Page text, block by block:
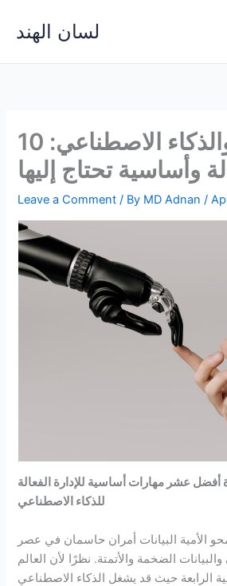
content
لسان الهند
القيادة والذكاء الاصطناعي: 10
وأساسية تحتاج إليها
Leave a Comment / By MD Adnan/
أفضل عشر مهارات أساسية للإدارة الفعالة
للذكاء الاصطناعي
الأمية البيانات أمران حاسمان في عصر
الضخمة والأتمتة. نظرًا لأن العالم
الرابعة حيث قد يشغل الذكاء الاصطناعي